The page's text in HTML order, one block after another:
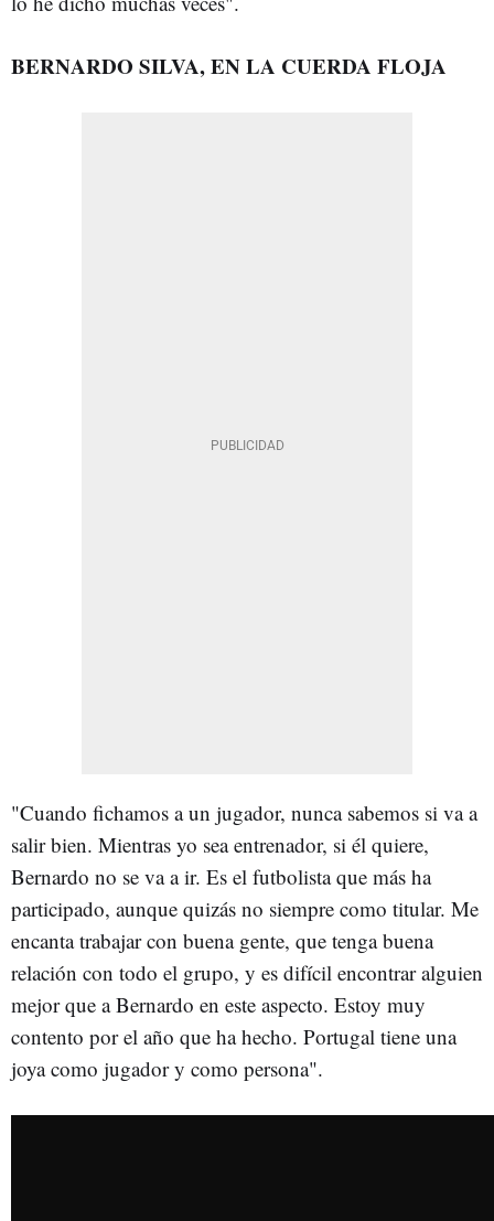
BERNARDO SILVA, EN LA CUERDA FLOJA
"Cuando fichamos a un jugador, nunca sabemos si va a
salir bien. Mientras yo sea entrenador, si él quiere,
Bernardo no se va a ir. Es el futbolista que más ha
participado, aunque quizás no siempre como titular. Me
encanta trabajar con buena gente, que tenga buena
relación con todo el grupo, y es difícil encontrar alguien
mejor que a Bernardo en este aspecto. Estoy muy
contento por el año que ha hecho. Portugal tiene una
joya como jugador y como persona".